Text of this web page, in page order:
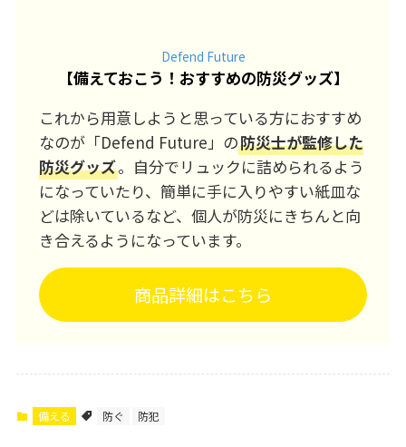
Defend Future
【備えておこう！おすすめの防災グッズ】
これから用意しようと思っている方におすすめ
なのが「Defend Future」の防災士が監修した
防災グッズ。自分でリュックに詰められるよう
になっていたり、簡単に手に入りやすい紙皿な
どは除いているなど、個人が防災にきちんと向
き合えるようになっています。
商品詳細はこちら
備える 防ぐ 防犯